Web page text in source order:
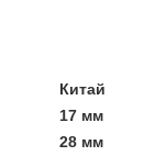
Китай
17 мм
28 мм